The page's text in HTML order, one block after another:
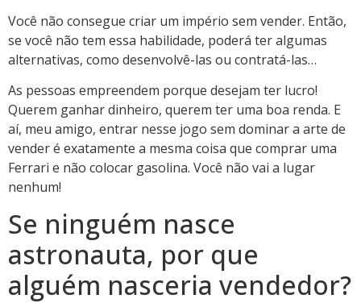
Você não consegue criar um império sem vender. Então,
se você não tem essa habilidade, poderá ter algumas
alternativas, como desenvolvê-las ou contratá-las…
As pessoas empreendem porque desejam ter lucro!
Querem ganhar dinheiro, querem ter uma boa renda. E
aí, meu amigo, entrar nesse jogo sem dominar a arte de
vender é exatamente a mesma coisa que comprar uma
Ferrari e não colocar gasolina. Você não vai a lugar
nenhum!
Se ninguém nasce
astronauta, por que
alguém nasceria vendedor?